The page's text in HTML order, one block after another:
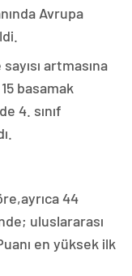
Avrupa
artmasına
basamak
4. sınıf
ayrıca 44
uluslararası
en yüksek ilk